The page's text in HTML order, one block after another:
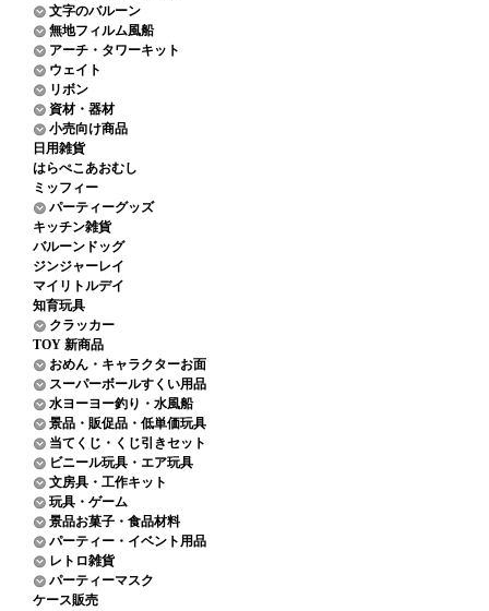
文字のバルーン
無地フィルム風船
アーチ・タワーキット
ウェイト
リボン
資材・器材
小売向け商品
日用雑貨
はらぺこあおむし
ミッフィー
パーティーグッズ
キッチン雑貨
バルーンドッグ
ジンジャーレイ
マイリトルデイ
知育玩具
クラッカー
TOY 新商品
おめん・キャラクターお面
スーパーボールすくい用品
水ヨーヨー釣り・水風船
景品・販促品・低単価玩具
当てくじ・くじ引きセット
ビニール玩具・エア玩具
文房具・工作キット
玩具・ゲーム
景品お菓子・食品材料
パーティー・イベント用品
レトロ雑貨
パーティーマスク
ケース販売